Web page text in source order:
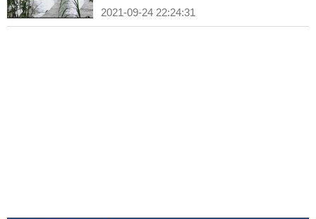
2021-09-24 22:24:31